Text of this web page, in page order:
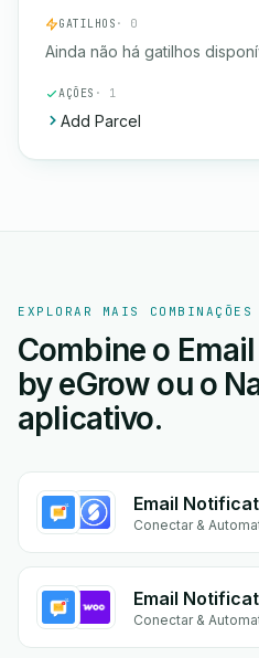
GATILHOS · 0
Ainda não há gatilhos
AÇÕES · 1
Add Parcel
EXPLORAR MAIS COMBINAÇÕES
Combine o
by eGrow ou o
aplicativo.
Conectar &
Conectar &